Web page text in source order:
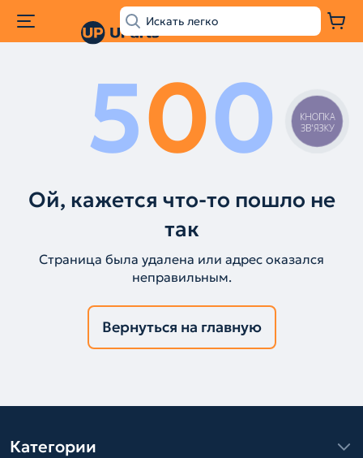
500
Ой, кажется что-то пошло не
так
Страница была удалена или адрес оказался
неправильным.
Вернуться на главную
Категории
КНОПКА
ЗВ'ЯЗКУ